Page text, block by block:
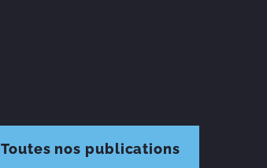
Toutes nos publications